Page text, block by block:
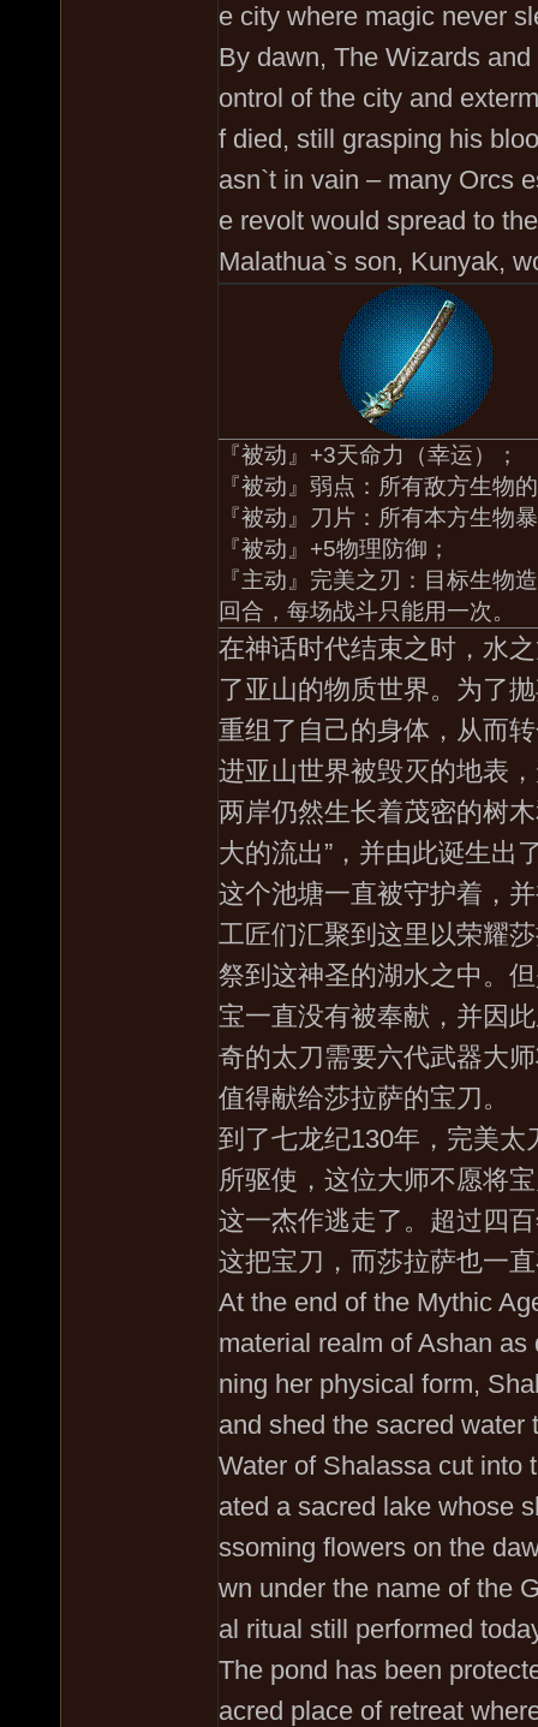
e city where magic never
By dawn, The Wizards
ontrol of the city and
f died, still grasping his
asn`t in vain – many Orcs
e revolt would spread to
Malathua`s son, Kunyak,
『被动』+3天命力（幸运）；
『被动』弱点：所有敌方生物
『被动』刀片：所有本方生物
『被动』+5物理防御；
『主动』完美之刃：目标生物
回合，每场战斗只能用一次。
在神话时代结束之时，水
了亚山的物质世界。为了
重组了自己的身体，从而
进亚山世界被毁灭的地表
两岸仍然生长着茂密的树
大的流出”，并由此诞生出
这个池塘一直被守护着，
工匠们汇聚到这里以荣耀
祭到这神圣的湖水之中。
宝一直没有被奉献，并因
奇的太刀需要六代武器大
值得献给莎拉萨的宝刀。
到了七龙纪130年，完美
所驱使，这位大师不愿将
这一杰作逃走了。超过四
这把宝刀，而莎拉萨也一
At the end of the Mythic
material realm of Ashan
ning her physical form,
and shed the sacred water
Water of Shalassa cut into
ated a sacred lake whose
ssoming flowers on the
wn under the name of the
al ritual still performed
The pond has been
acred place of retreat